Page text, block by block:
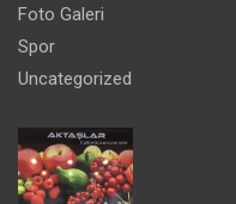
Foto Galeri
Spor
Uncategorized